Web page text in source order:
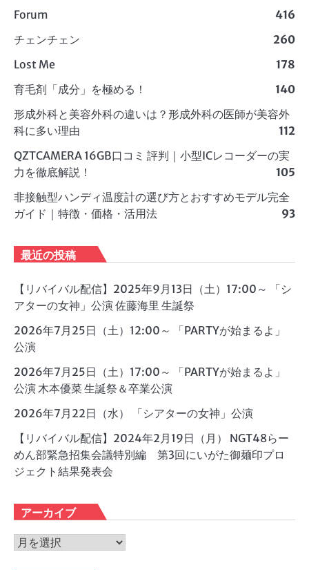
Forum
416
チェンチェン
260
Lost Me
178
育毛剤「成分」を極める！
140
形成外科と美容外科の違いは？形成外科の医師が美容外
科に多い理由
112
QZTCAMERA 16GB口コミ 評判｜小型ICレコーダーの実
力を徹底解説！
105
非接触型ハンディ温度計の選び方とおすすめモデル完全
ガイド｜特徴・価格・活用法
93
最近の投稿
【リバイバル配信】2025年9月13日（土）17:00～ 「シ
アターの女神」公演 佐藤海里 生誕祭
2026年7月25日（土）12:00～ 「PARTYが始まるよ」
公演
2026年7月25日（土）17:00～ 「PARTYが始まるよ」
公演 木本優菜 生誕祭＆卒業公演
2026年7月22日（水） 「シアターの女神」公演
【リバイバル配信】2024年2月19日（月） NGT48らー
めん部緊急招集会議特別編 第3回にいがた御麺印プロ
ジェクト結果発表会
アーカイブ
ア